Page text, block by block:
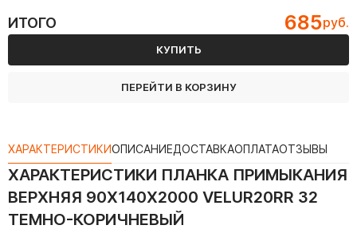
ИТОГО 685руб.
КУПИТЬ
ПЕРЕЙТИ В КОРЗИНУ
ХАРАКТЕРИСТИКИОПИСАНИЕДОСТАВКАОПЛАТАОТЗЫВЫ
ХАРАКТЕРИСТИКИ ПЛАНКА ПРИМЫКАНИЯ
ВЕРХНЯЯ 90Х140Х2000 VELUR20RR 32
ТЕМНО-КОРИЧНЕВЫЙ